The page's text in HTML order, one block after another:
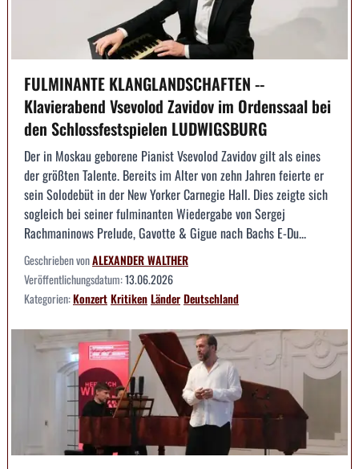
FULMINANTE KLANGLANDSCHAFTEN --
Klavierabend Vsevolod Zavidov im Ordenssaal bei
den Schlossfestspielen LUDWIGSBURG
Der in Moskau geborene Pianist Vsevolod Zavidov gilt als eines
der größten Talente. Bereits im Alter von zehn Jahren feierte er
sein Solodebüt in der New Yorker Carnegie Hall. Dies zeigte sich
sogleich bei seiner fulminanten Wiedergabe von Sergej
Rachmaninows Prelude, Gavotte & Gigue nach Bachs E-Du...
Geschrieben vonALEXANDER WALTHER
Veröffentlichungsdatum:13.06.2026
Kategorien:KonzertKritikenLänderDeutschland